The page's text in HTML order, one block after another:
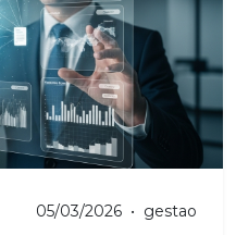
05/03/2026 • gestao